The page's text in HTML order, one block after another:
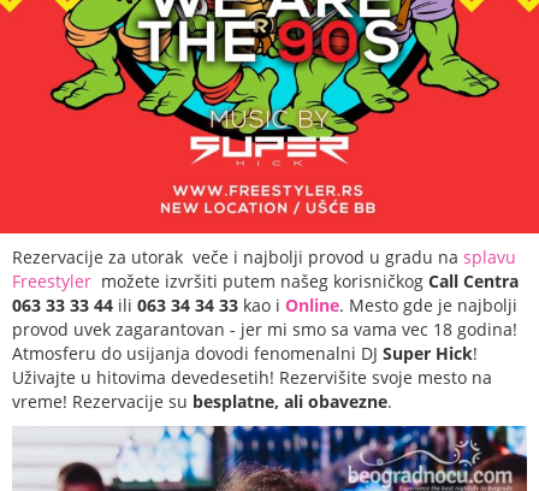
Rezervacije za utorak veče i najbolji provod u gradu na splavu
Freestyler možete izvršiti putem našeg korisničkog Call Centra
063 33 33 44 ili 063 34 34 33 kao i Online. Mesto gde je najbolji
provod uvek zagarantovan - jer mi smo sa vama vec 18 godina!
Atmosferu do usijanja dovodi fenomenalni DJ Super Hick!
Uživajte u hitovima devedesetih! Rezervišite svoje mesto na
vreme! Rezervacije su besplatne, ali obavezne.